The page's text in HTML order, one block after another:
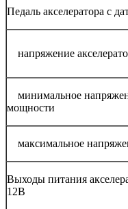
Педаль акселератора с
напряжение
минимальное
мощности
максимальное
Выходы питания
12В